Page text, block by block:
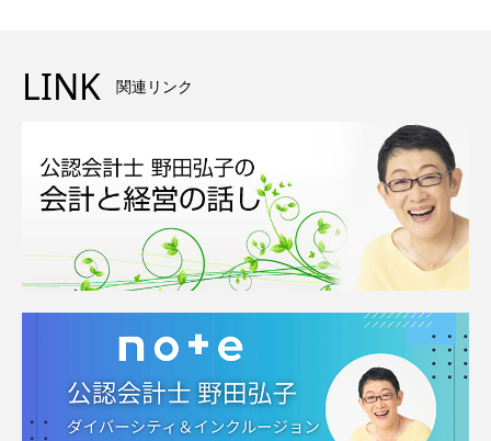
LINK 関連リンク